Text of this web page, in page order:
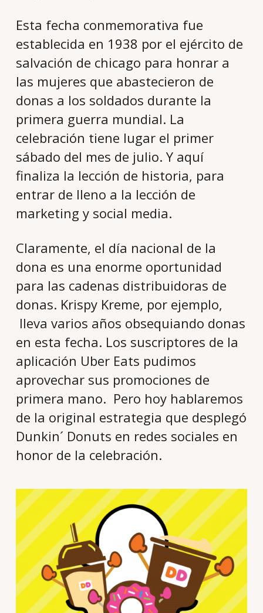
Esta fecha conmemorativa fue
establecida en 1938 por el ejército de
salvación de chicago para honrar a
las mujeres que abastecieron de
donas a los soldados durante la
primera guerra mundial. La
celebración tiene lugar el primer
sábado del mes de julio. Y aquí
finaliza la lección de historia, para
entrar de lleno a la lección de
marketing y social media.
Claramente, el día nacional de la
dona es una enorme oportunidad
para las cadenas distribuidoras de
donas. Krispy Kreme, por ejemplo,
lleva varios años obsequiando donas
en esta fecha. Los suscriptores de la
aplicación Uber Eats pudimos
aprovechar sus promociones de
primera mano. Pero hoy hablaremos
de la original estrategia que desplegó
Dunkin´ Donuts en redes sociales en
honor de la celebración.